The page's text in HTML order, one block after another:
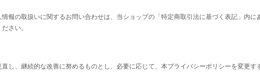
報の取扱いに関するお問い合わせは、当ショップの「特定商取引法に基づく表記」内に
さい。
し、継続的な改善に努めるものとし、必要に応じて、本プライバシーポリシーを変更す